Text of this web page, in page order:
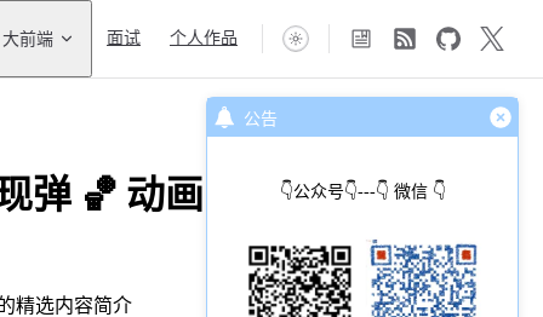
公告
👇公众号👇---👇 微信 👇
大前端 面试 个人作品
弹 🏀 动画
精选内容简介